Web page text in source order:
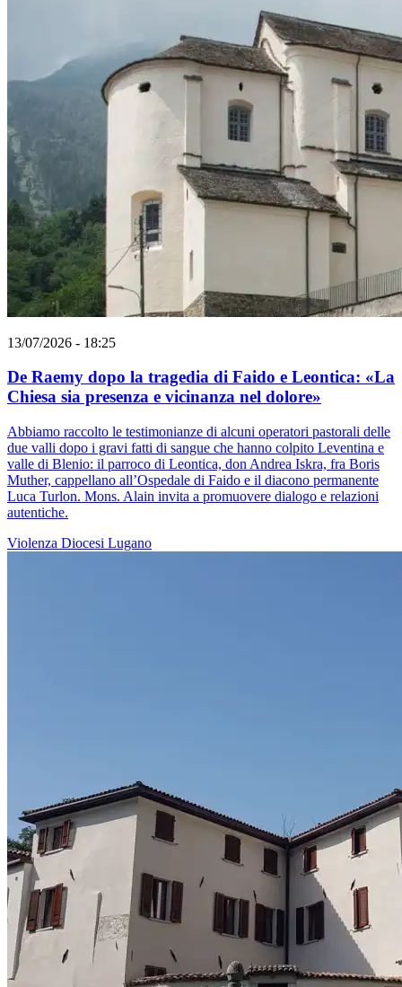
13/07/2026 - 18:25
De Raemy dopo la tragedia di Faido e Leontica: «La
Chiesa sia presenza e vicinanza nel dolore»
Abbiamo raccolto le testimonianze di alcuni operatori pastorali delle
due valli dopo i gravi fatti di sangue che hanno colpito Leventina e
valle di Blenio: il parroco di Leontica, don Andrea Iskra, fra Boris
Muther, cappellano all’Ospedale di Faido e il diacono permanente
Luca Turlon. Mons. Alain invita a promuovere dialogo e relazioni
autentiche.
Violenza Diocesi Lugano